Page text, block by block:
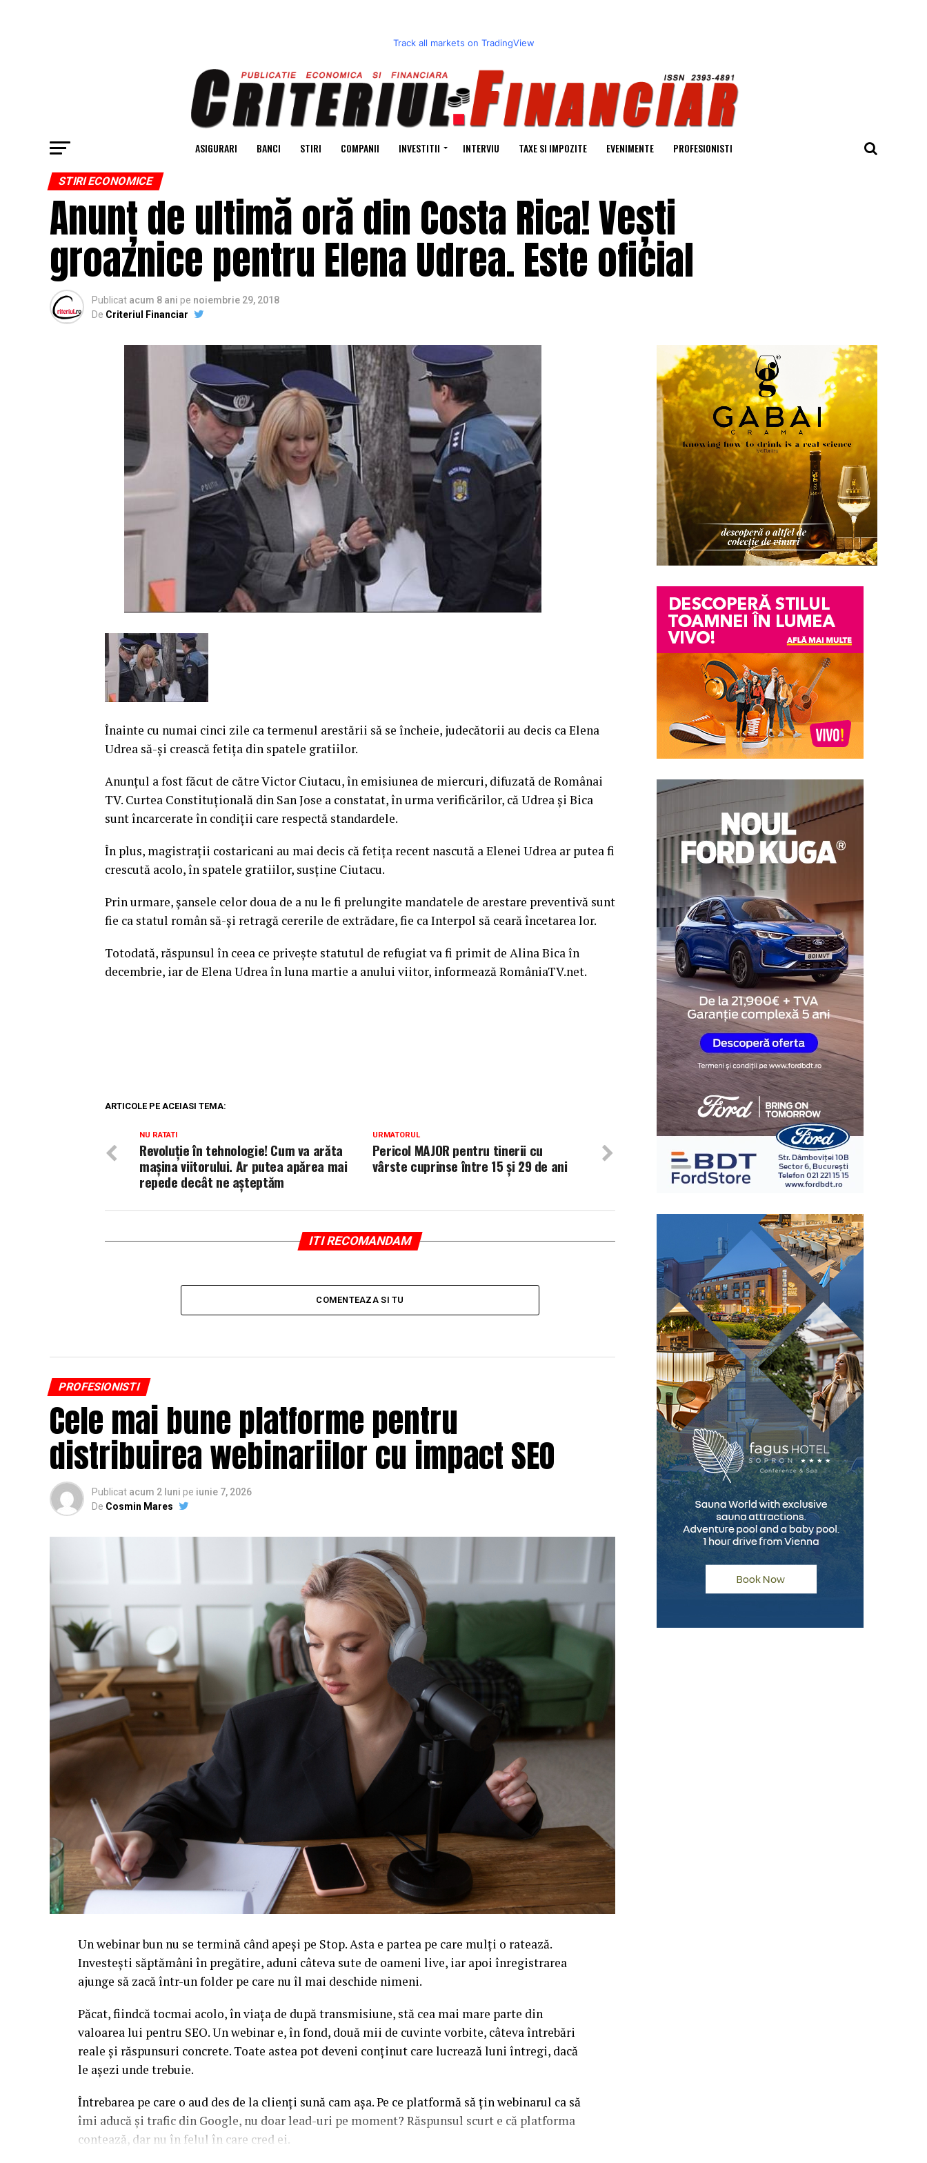
Track all markets on TradingView
ASIGURARI BANCI STIRI COMPANII INVESTITII INTERVIU TAXE SI IMPOZITE EVENIMENTE PROFESIONISTI
STIRI ECONOMICE
Anunț de ultimă oră din Costa Rica! Vești
groaznice pentru Elena Udrea. Este oficial
Publicat acum 8 ani pe noiembrie 29, 2018
De Criteriul Financiar
Înainte cu numai cinci zile ca termenul arestării să se încheie, judecătorii au decis ca Elena
Udrea să-şi crească fetiţa din spatele gratiilor.
Anunţul a fost făcut de către Victor Ciutacu, în emisiunea de miercuri, difuzată de Românai
TV. Curtea Constituţională din San Jose a constatat, în urma verificărilor, că Udrea şi Bica
sunt încarcerate în condiţii care respectă standardele.
În plus, magistraţii costaricani au mai decis că fetiţa recent nascută a Elenei Udrea ar putea fi
crescută acolo, în spatele gratiilor, susţine Ciutacu.
Prin urmare, şansele celor doua de a nu le fi prelungite mandatele de arestare preventivă sunt
fie ca statul român să-şi retragă cererile de extrădare, fie ca Interpol să ceară încetarea lor.
Totodată, răspunsul în ceea ce priveşte statutul de refugiat va fi primit de Alina Bica în
decembrie, iar de Elena Udrea în luna martie a anului viitor, informează RomâniaTV.net.
ARTICOLE PE ACEIASI TEMA:
URMATORUL
Pericol MAJOR pentru tinerii cu
vârste cuprinse între 15 şi 29 de ani
NU RATATI
Revoluție în tehnologie! Cum va arăta
mașina viitorului. Ar putea apărea mai
repede decât ne așteptăm
ITI RECOMANDAM
COMENTEAZA SI TU
PROFESIONISTI
Cele mai bune platforme pentru
distribuirea webinariilor cu impact SEO
Publicat acum 2 luni pe iunie 7, 2026
De Cosmin Mares
Un webinar bun nu se termină când apeși pe Stop. Asta e partea pe care mulți o ratează.
Investești săptămâni în pregătire, aduni câteva sute de oameni live, iar apoi înregistrarea
ajunge să zacă într-un folder pe care nu îl mai deschide nimeni.
Păcat, fiindcă tocmai acolo, în viața de după transmisiune, stă cea mai mare parte din
valoarea lui pentru SEO. Un webinar e, în fond, două mii de cuvinte vorbite, câteva întrebări
reale și răspunsuri concrete. Toate astea pot deveni conținut care lucrează luni întregi, dacă
le așezi unde trebuie.
Întrebarea pe care o aud des de la clienți sună cam așa. Pe ce platformă să țin webinarul ca să
îmi aducă și trafic din Google, nu doar lead-uri pe moment? Răspunsul scurt e că platforma
contează, dar nu în felul în care cred ei.